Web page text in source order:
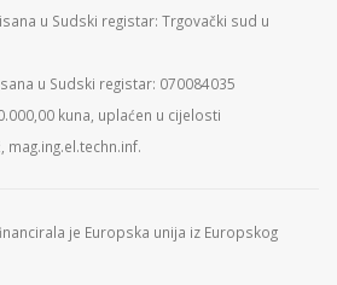
u Sudski registar: Trgovački sud u
u Sudski registar: 070084035
kuna, uplaćen u cijelosti
mag.ing.el.techn.inf.
je Europska unija iz Europskog